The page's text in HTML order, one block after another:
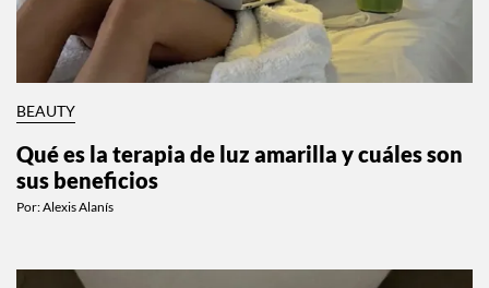
BEAUTY
Qué es la terapia de luz amarilla y cuáles son
sus beneficios
Por:Alexis Alanís